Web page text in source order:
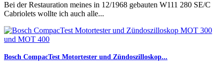
Bei der Restauration meines in 12/1968 gebauten W111 280 SE/C
Cabriolets wollte ich auch alle...
Bosch CompacTest Motortester und Zündoszilloskop...